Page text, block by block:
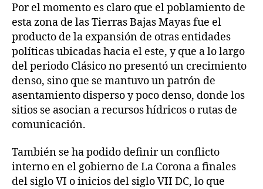
Por el momento es claro que el poblamiento de
esta zona de las Tierras Bajas Mayas fue el
producto de la expansión de otras entidades
políticas ubicadas hacia el este, y que a lo largo
del periodo Clásico no presentó un crecimiento
denso, sino que se mantuvo un patrón de
asentamiento disperso y poco denso, donde los
sitios se asocian a recursos hídricos o rutas de
comunicación.
También se ha podido definir un conflicto
interno en el gobierno de La Corona a finales
del siglo VI o inicios del siglo VII DC, lo que